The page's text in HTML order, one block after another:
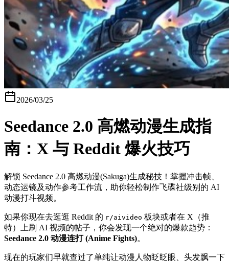
2026/03/25
Seedance 2.0 高燃动漫生成指
南：X 与 Reddit 爆火技巧
解锁 Seedance 2.0 高燃动漫(Sakuga)生成秘技！掌握冲击帧、
动态运镜及动作参考工作流，助你轻松制作飞碟社级别的 AI
动漫打斗视频。
如果你现在去逛逛 Reddit 的 r/aivideo 板块或者在 X（推
特）上刷 AI 视频的帖子，你会发现一个绝对的爆款趋势：
Seedance 2.0 动漫连打 (Anime Fights)。
现在的玩家们早就查过了单纯让动漫人物眨眨眼、头发飘一下